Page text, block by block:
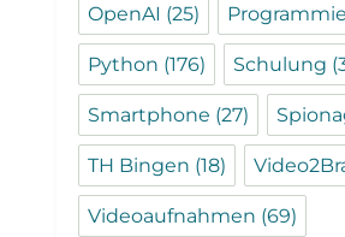
OpenAI (25)
Python (176) Schulung
Smartphone (27)
TH Bingen (18)
Videoaufnahmen (69)